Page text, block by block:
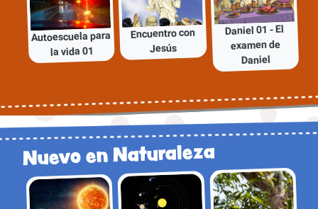
Autoescuela para
la vida 01
Encuentro con
Jesús
Daniel 01 - El
examen de
Daniel
Nuevo en Naturaleza